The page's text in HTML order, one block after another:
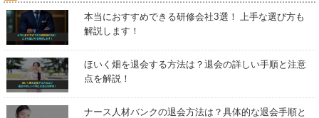
本当におすすめできる研修会社3選！ 上手な選び方も
解説します！
ほいく畑を退会する方法は？退会の詳しい手順と注意
点を解説！
ナース人材バンクの退会方法は？具体的な退会手順と